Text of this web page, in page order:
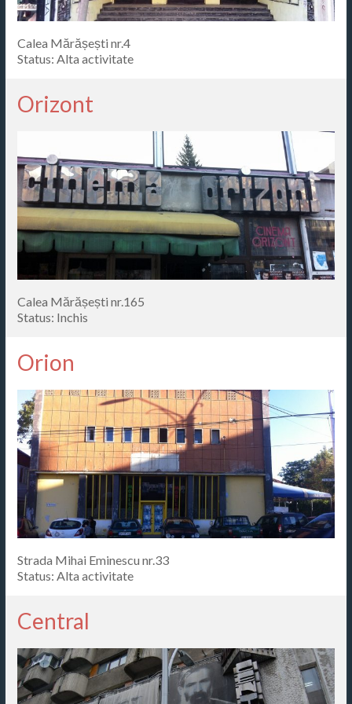
Calea Mărășești nr.4
Status: Alta activitate
Orizont
Calea Mărășești nr.165
Status: Inchis
Orion
Strada Mihai Eminescu nr.33
Status: Alta activitate
Central